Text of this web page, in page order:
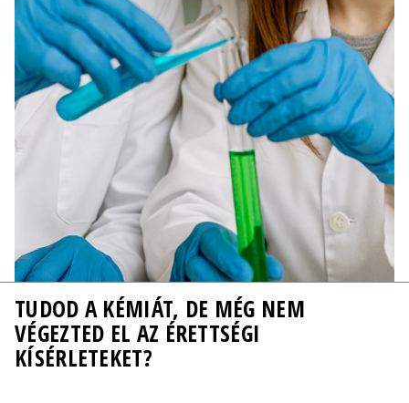
TUDOD A KÉMIÁT, DE MÉG NEM
VÉGEZTED EL AZ ÉRETTSÉGI
KÍSÉRLETEKET?